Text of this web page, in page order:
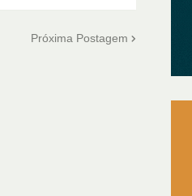
Próxima Postagem